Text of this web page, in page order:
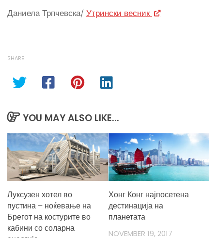
Даниела Трпчевска/ Утрински весник
SHARE
YOU MAY ALSO LIKE...
Луксузен хотел во
пустина – ноќевање на
Брегот на костурите во
кабини со соларна
Хонг Конг најпосетена
дестинација на
планетата
NOVEMBER 19, 2017